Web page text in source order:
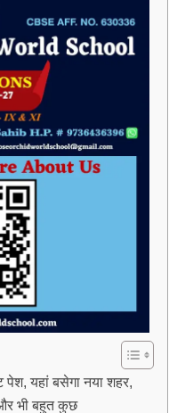
यहां बसेगा नया शहर,
और भी बहुत कुछ